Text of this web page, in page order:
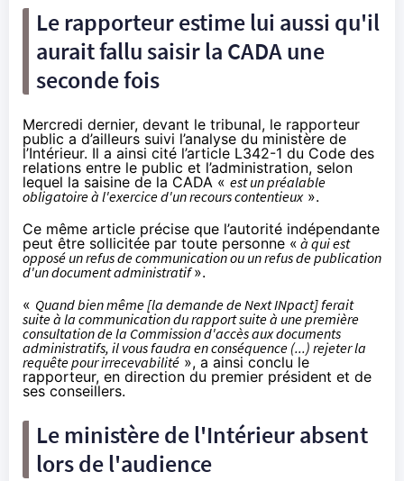
Le rapporteur estime lui aussi qu'il
aurait fallu saisir la CADA une
seconde fois
Mercredi dernier, devant le tribunal, le rapporteur
public a d’ailleurs suivi l’analyse du ministère de
l’Intérieur. Il a ainsi cité l’article L342-1 du Code des
relations entre le public et l’administration, selon
lequel la saisine de la CADA « est un préalable
obligatoire à l'exercice d'un recours contentieux».
Ce même article précise que l’autorité indépendante
peut être sollicitée par toute personne « à qui est
opposé un refus de communication ou un refus de publication
d'un document administratif».
« Quand bien même [la demande de Next INpact] ferait
suite à la communication du rapport suite à une première
consultation de la Commission d'accès aux documents
administratifs, il vous faudra en conséquence (...) rejeter la
requête pour irrecevabilité », a ainsi conclu le
rapporteur, en direction du premier président et de
ses conseillers.
Le ministère de l'Intérieur absent
lors de l'audience